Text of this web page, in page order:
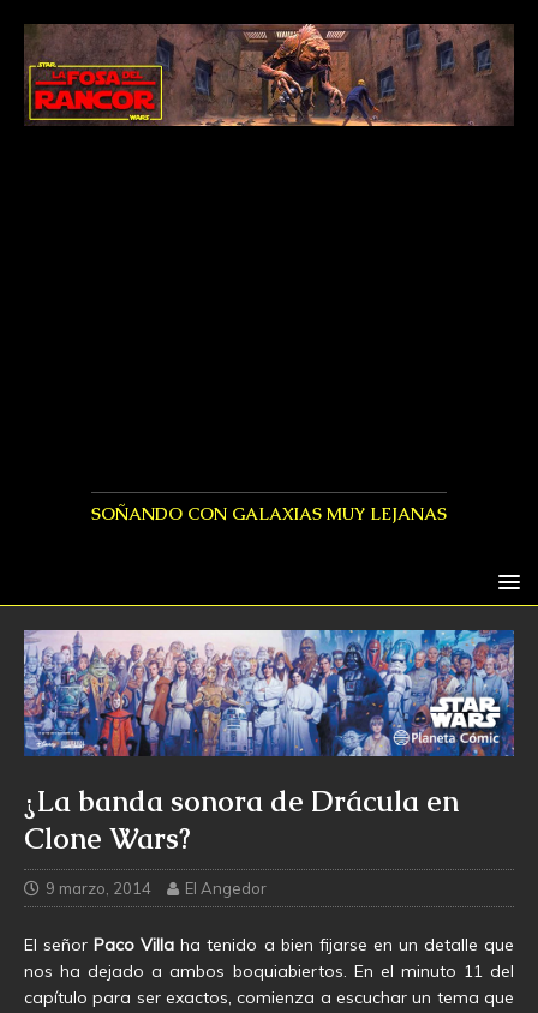
SOÑANDO CON GALAXIAS MUY LEJANAS
¿La banda sonora de Drácula en
Clone Wars?
9 marzo, 2014 El Angedor
El señorPaco Villa ha tenido a bien fijarse en un detalle que
nos ha dejado a ambos boquiabiertos. En el minuto 11 del
capítulo para ser exactos, comienza a escuchar un tema que